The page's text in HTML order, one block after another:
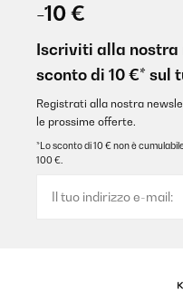
Utilisateur d'Amazon
Fonctionne bien
-10 €
Iscriviti alla nostra
sconto di 10 €* sul
Registrati alla nostra
le prossime offerte.
*Lo sconto di 10 € non è
100 €.